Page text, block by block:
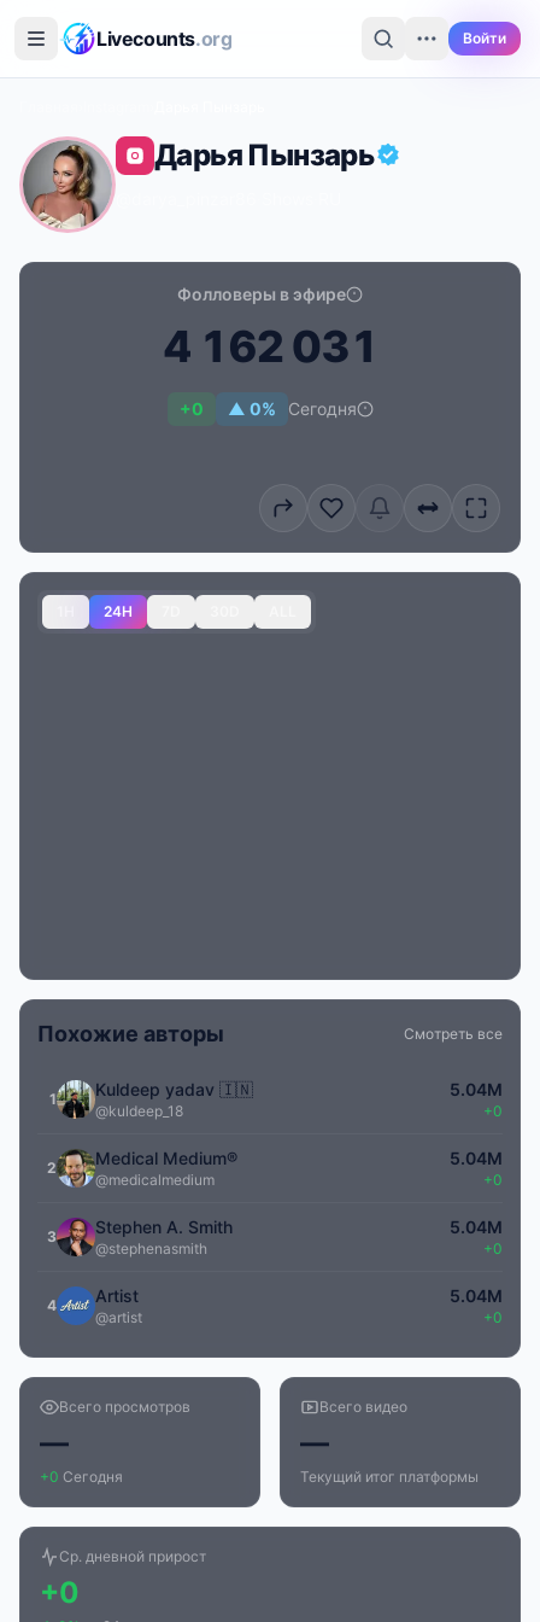
Livecounts.org Войти
Дарья Пынзарь
Фолловеры в эфире
4 162 031
+0 ▲ 0% Сегодня
24H
Похожие авторы Смотреть все
1 Kuldeep yadav 🇮🇳
@kuldeep_18
5.04M
+0
2 Medical Medium®
@medicalmedium
5.04M
+0
3 Stephen A. Smith
@stephenasmith
5.04M
+0
4 Artist
@artist
5.04M
+0
Всего просмотров
—
+0 Сегодня
Всего видео
—
Текущий итог платформы
Ср. дневной прирост
+0